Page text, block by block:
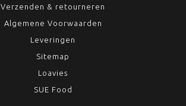
Verzenden & retourneren
Algemene Voorwaarden
Leveringen
Sitemap
Loavies
SUE Food